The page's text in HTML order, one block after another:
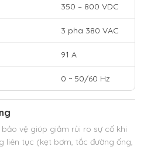
350 – 800 VDC
3 pha 380 VAC
91 A
0 ~ 50/60 Hz
vệ giúp giảm rủi ro sự cố khi
liên tục (kẹt bơm, tắc đường ống,